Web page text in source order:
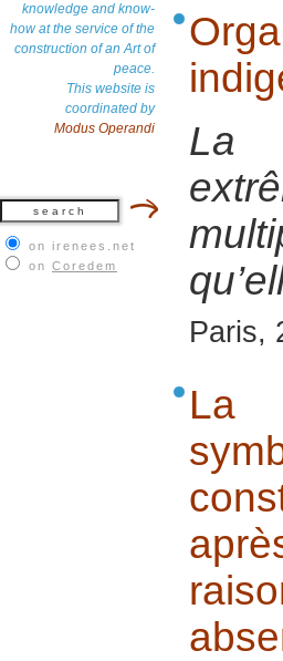
knowledge and know-
how at the service of the
construction of an Art of
peace.
This website is
coordinated by
Modus Operandi
on irenees.net
on Coredem
La
Paris,
La